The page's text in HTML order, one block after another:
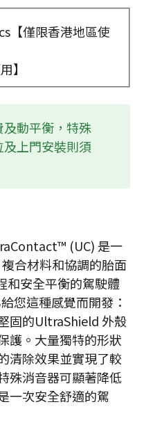
【僅限香港地區使
】
動平衡，特殊
上門安裝則須
(UC) 是一
合材料和協調的胎面
和安全平衡的駕駛體
您這種感覺而開發：
固的UltraShield 外殼
護。大量獨特的形狀
清除效果並實現了較
殊消音器可顯著降低
一次安全舒適的駕